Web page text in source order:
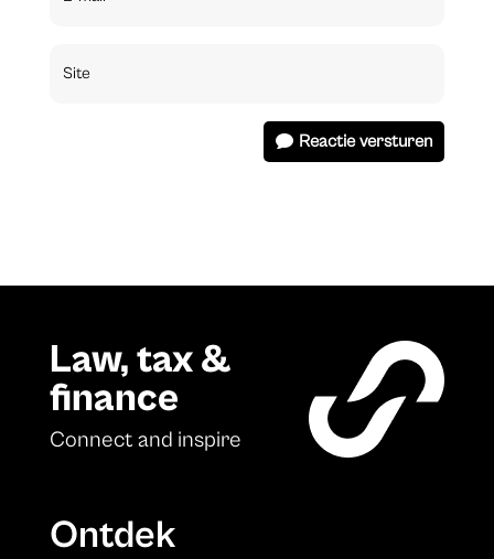
Reactie versturen
Law, tax &
finance
Connect and inspire
Ontdek